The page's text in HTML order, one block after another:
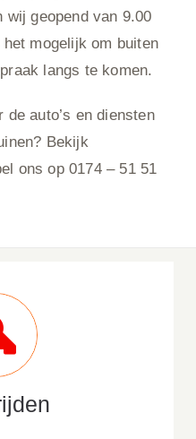
wij geopend van 9.00
mogelijk om buiten
langs te komen.
auto’s en diensten
Bekijk
ons op 0174 – 51 51